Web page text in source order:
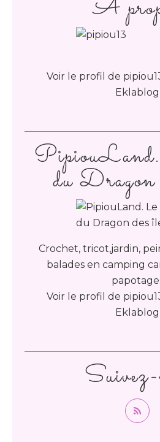
du Dragon
Crochet, tricot,jardin,
balades en camping
Voir le profil de
Eklablog
À
Voir le profil de
Eklablog